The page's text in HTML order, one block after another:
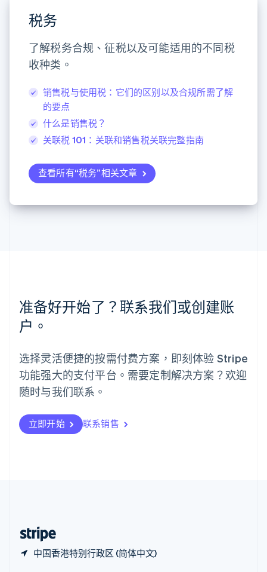
税务
了解税务合规、征税以及可能适用的不同税
收种类。
销售税与使用税：它们的区别以及合规所需了解
的要点
什么是销售税？
关联税 101：关联和销售税关联完整指南
查看所有“税务”相关文章
准备好开始了？联系我们或创建账
户。
选择灵活便捷的按需付费方案，即刻体验 Stripe
功能强大的支付平台。需要定制解决方案？欢迎
随时与我们联系。
立即开始 联系销售
中国香港特别行政区 (简体中文)
English
墨西哥
Español English
挪威
English
PortuguêsEnglish
日本
日本語English
瑞典
SvenskaEnglish
塞浦路斯
English
English
西班牙
EspañolEnglish
新加坡
English
匈牙利
English
意大利
印度
English